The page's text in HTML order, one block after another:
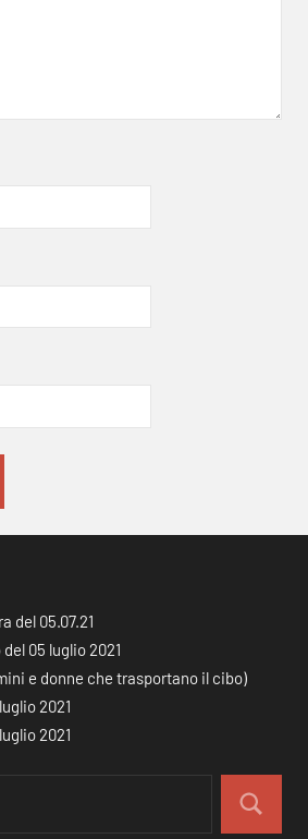
del 05.07.21
05 luglio 2021
e donne che trasportano il cibo)
2021
2021
Cerca